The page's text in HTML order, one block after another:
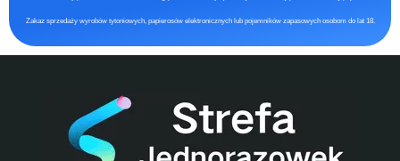
Zakaz sprzedaży wyrobów tytoniowych, papierosów elektronicznych lub pojemników zapasowych osobom do lat 18.